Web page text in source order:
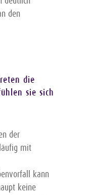
den
die
sie sich
der
mit
kann
keine